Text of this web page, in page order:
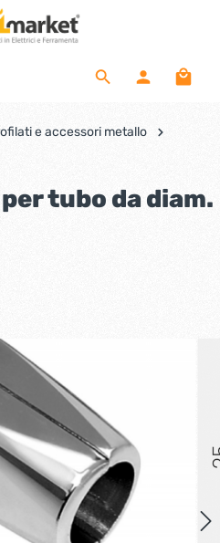
e accessori metallo
tubo da diam.